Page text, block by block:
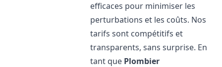
efficaces pour minimiser les
perturbations et les coûts. Nos
tarifs sont compétitifs et
transparents, sans surprise. En
tant que Plombier